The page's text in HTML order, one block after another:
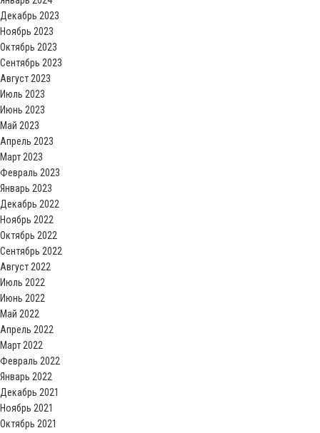
Декабрь 2023
Ноябрь 2023
Октябрь 2023
Сентябрь 2023
Август 2023
Июль 2023
Июнь 2023
Май 2023
Апрель 2023
Март 2023
Февраль 2023
Январь 2023
Декабрь 2022
Ноябрь 2022
Октябрь 2022
Сентябрь 2022
Август 2022
Июль 2022
Июнь 2022
Май 2022
Апрель 2022
Март 2022
Февраль 2022
Январь 2022
Декабрь 2021
Ноябрь 2021
Октябрь 2021